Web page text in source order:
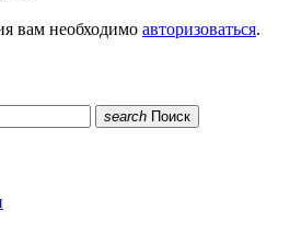
вам необходимо авторизоваться.
search Поиск